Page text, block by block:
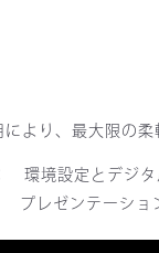
より、最大限の
環境設定とデジタ
レゼンテーショ